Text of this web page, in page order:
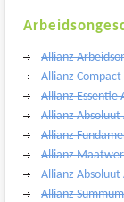
Allianz
Allianz
Allianz Essentie
Allianz
Allianz
Allianz
Allianz
Allianz